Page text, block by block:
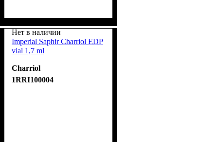
Нет в наличии
Imperial Saphir Charriol EDP
vial 1,7 ml
Charriol
1RRI100004